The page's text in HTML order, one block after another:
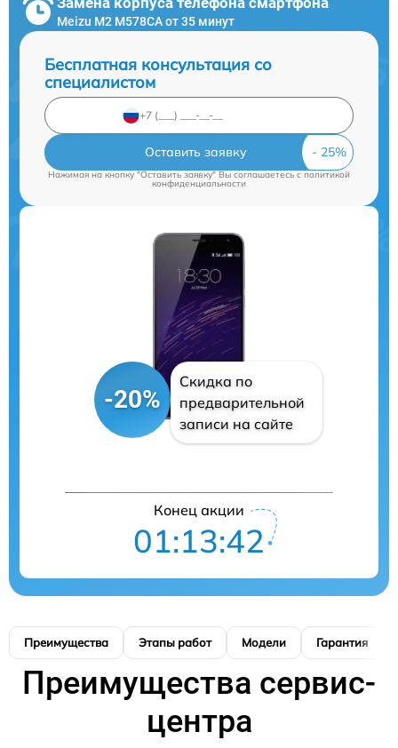
Meizu M2 M578CA от 35 минут
Бесплатная консультация со
специалистом
Оставить заявку
Нажимая на кнопку "Оставить заявку" Вы соглашаетесь cполитикой
конфиденциальности
-20%
Скидка по
предварительной
записи на сайте
Конец акции
01:13:41
Преимущества Этапы работ Модели Гарантия
Преимущества сервис-
центра